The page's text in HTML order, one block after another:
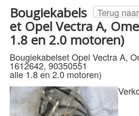
Diensten
Parts
Occasions
Kenteken gegevens
Contact
Terug
Bougiekabels
et Opel Vectra A,
1.8 en 2.0 motoren)
Bougiekabelset Opel Vectra A,
1612642, 90350551
alle 1.8 en 2.0 motoren)